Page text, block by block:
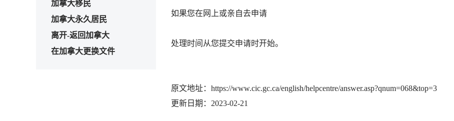
加拿大移民
加拿大永久居民
离开-返回加拿大
在加拿大更换文件
如果您在网上或亲自去申请
处理时间从您提交申请时开始。
原文地址：https://www.cic.gc.ca/english/helpcentre/answer.asp?qnum=068&top=3
更新日期：2023-02-21